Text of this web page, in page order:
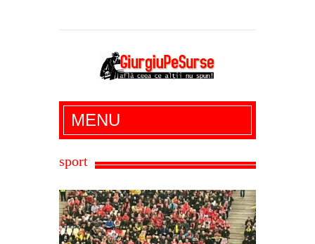
Giurgiu Pe Surse – actualitate giurgiu,
administratie giurgiu, stiri politice, social
MENU
sport